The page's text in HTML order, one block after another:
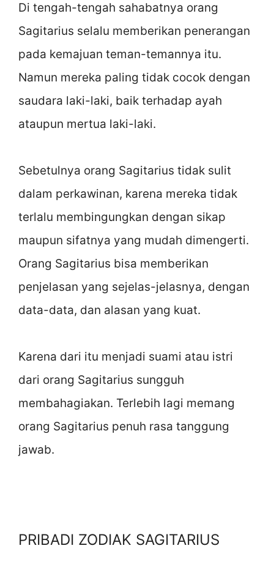
Di tengah-tengah sahabatnya orang
Sagitarius selalu memberikan penerangan
pada kemajuan teman-temannya itu.
Namun mereka paling tidak cocok dengan
saudara laki-laki, baik terhadap ayah
ataupun mertua laki-laki.
Sebetulnya orang Sagitarius tidak sulit
dalam perkawinan, karena mereka tidak
terlalu membingungkan dengan sikap
maupun sifatnya yang mudah dimengerti.
Orang Sagitarius bisa memberikan
penjelasan yang sejelas-jelasnya, dengan
data-data, dan alasan yang kuat.
Karena dari itu menjadi suami atau istri
dari orang Sagitarius sungguh
membahagiakan. Terlebih lagi memang
orang Sagitarius penuh rasa tanggung
jawab.
PRIBADI ZODIAK SAGITARIUS